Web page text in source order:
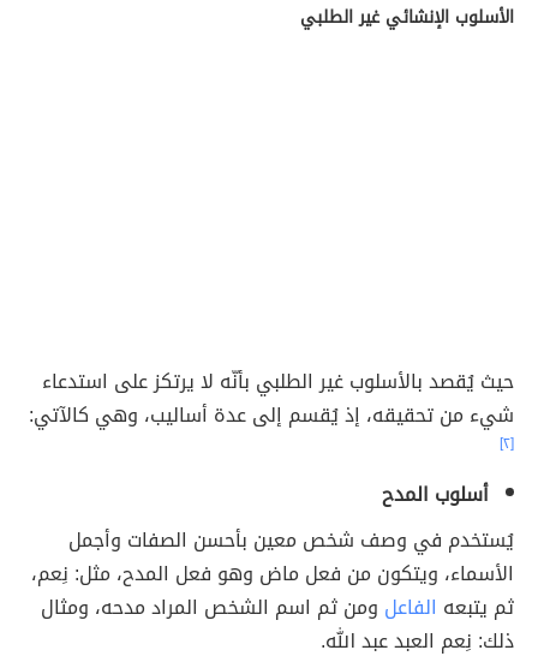
الأسلوب الإنشائي غير الطلبي
حيث يُقصد بالأسلوب غير الطلبي بأنّه لا يرتكز على استدعاء
شيء من تحقيقه، إذ يُقسم إلى عدة أساليب، وهي كالآتي:
[٢]
أسلوب المدح
يُستخدم في وصف شخص معين بأحسن الصفات وأجمل
الأسماء، ويتكون من فعل ماض وهو فعل المدح، مثل: نِعم،
ثم يتبعه الفاعل ومن ثم اسم الشخص المراد مدحه، ومثال
ذلك: نِعم العبد عبد الله.